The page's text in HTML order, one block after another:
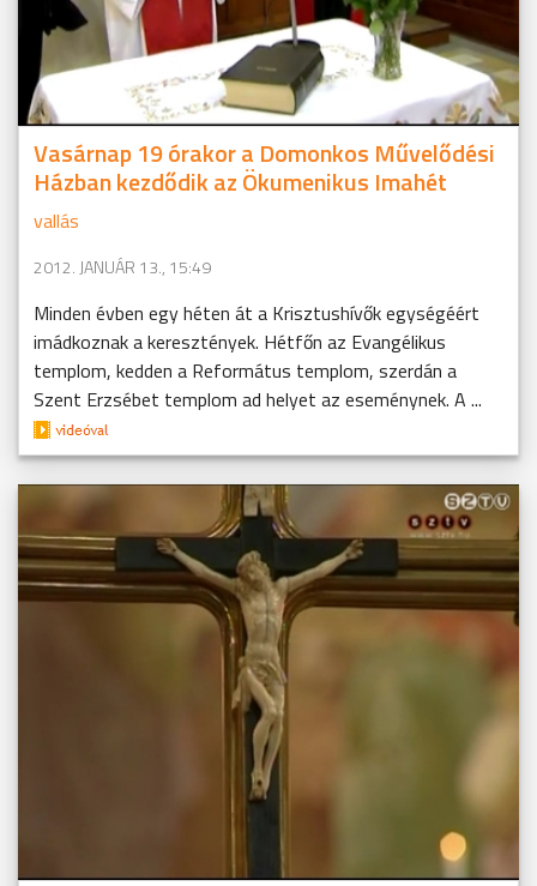
Vasárnap 19 órakor a Domonkos Művelődési
Házban kezdődik az Ökumenikus Imahét
vallás
2012. JANUÁR 13., 15:49
Minden évben egy héten át a Krisztushívők egységéért
imádkoznak a keresztények. Hétfőn az Evangélikus
templom, kedden a Református templom, szerdán a
Szent Erzsébet templom ad helyet az eseménynek. A ...